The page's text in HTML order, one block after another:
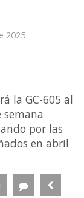
2025
la GC-605 al
por las
en abril